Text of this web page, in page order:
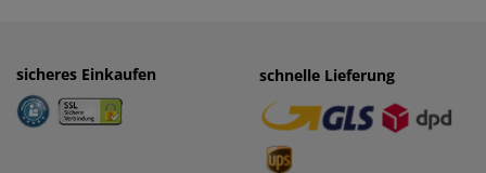
sicheres Einkaufen einfaches Zahlen
· Rechnung
· Vorkasse
schnelle Lieferung